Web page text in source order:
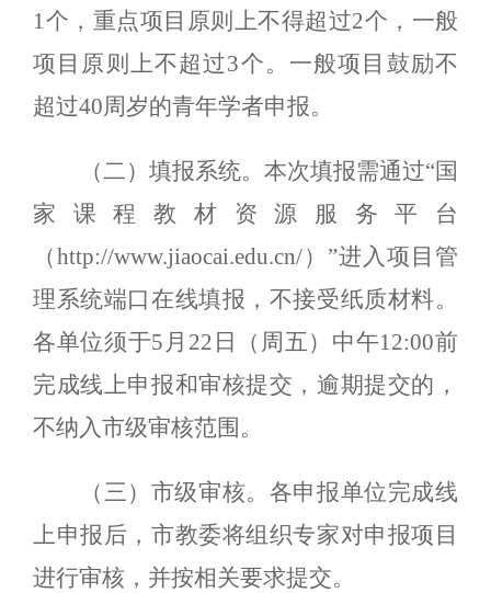
1个，重点项目原则上不得超过2个，一般
项目原则上不超过3个。一般项目鼓励不
超过40周岁的青年学者申报。
（二）填报系统。 本次填报需通过“国
家课程教材资源服务平台
（http://www.jiaocai.edu.cn/）”进入项目管
理系统端口在线填报，不接受纸质材料。
各单位须于5月22日（周五）中午12:00前
完成线上申报和审核提交，逾期提交的，
不纳入市级审核范围。
（三）市级审核。 各申报单位完成线
上申报后，市教委将组织专家对申报项目
进行审核，并按相关要求提交。